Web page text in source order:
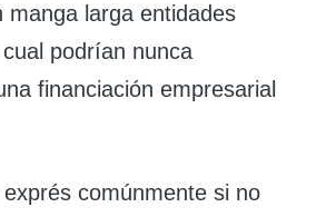
manga larga entidades
podrían nunca
financiación empresarial
comúnmente si no